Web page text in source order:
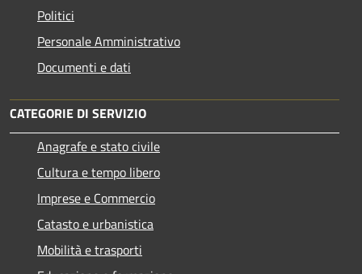
Politici
Personale Amministrativo
Documenti e dati
CATEGORIE DI SERVIZIO
Anagrafe e stato civile
Cultura e tempo libero
Imprese e Commercio
Catasto e urbanistica
Mobilità e trasporti